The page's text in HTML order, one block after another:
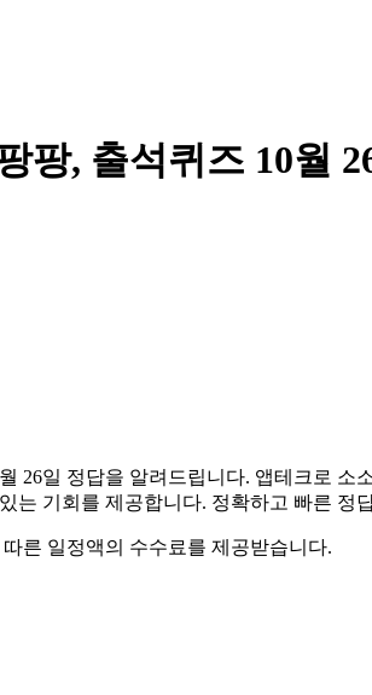
팡, 출석퀴즈 10월
26일 정답을 알려드립니다. 앱테크로
는 기회를 제공합니다. 정확하고 빠른
른 일정액의 수수료를 제공받습니다.